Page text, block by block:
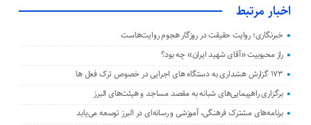
اخبار مرتبط
خبرنگاری؛ روایت حقیقت در روزگار هجوم روایت‌هاست
راز محبوبیت «آقای شهید ایران» چه بود؟
۱۷۳ گزارش هشداری به دستگاه های اجرایی در خصوص ترک فعل ها
برگزاری راهپیمایی‌های شبانه به مقصد مساجد و هیئت‌های البرز
برنامه‌های مشترک فرهنگی، آموزشی و رسانه‌ای در البرز توسعه می‌یابد